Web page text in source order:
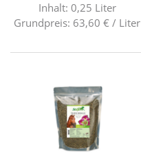
Inhalt: 0,25 Liter
Grundpreis: 63,60 € / Liter